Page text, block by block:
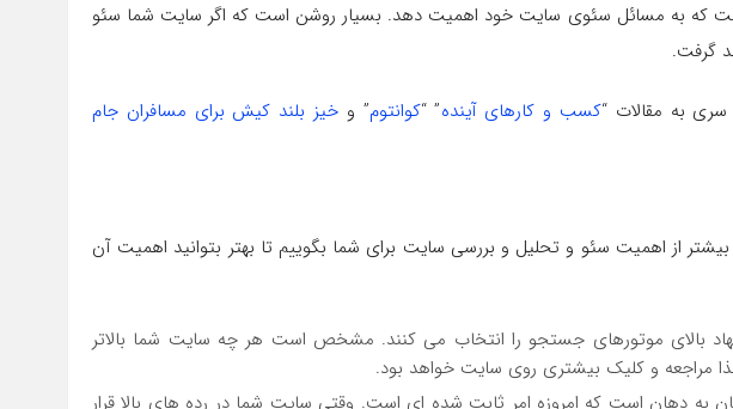
که به مسائل سئوی سایت خود اهمیت دهد. بسیار روشن است که اگر سایت شما سئو
گرفت.
سری به مقالات “کسب و کارهای آینده” “کوانتوم” و خیز بلند کیش برای مسافران جام
بیشتر از اهمیت سئو و تحلیل و بررسی سایت برای شما بگوییم تا بهتر بتوانید اهمیت آن
بالای موتورهای جستجو را انتخاب می کنند. مشخص است هر چه سایت شما بالاتر
مراجعه و کلیک بیشتری روی سایت خواهد بود.
به دهان است که امروزه امر ثابت شده ای است. وقتی سایت شما در رده های بالا قرار